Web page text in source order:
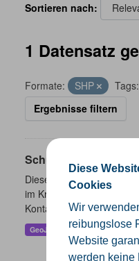
Diese
Cookies
Wir
reibungslose
Website
werden keine
Sortieren nach
1 Datensatz
Formate: SHP Tags:
Ergebnisse filtern
Schulen
Dieser Datensatz
im Kreis Gütersloh mit
Kontaktmöglichkeiten,
GeoJSON SHP